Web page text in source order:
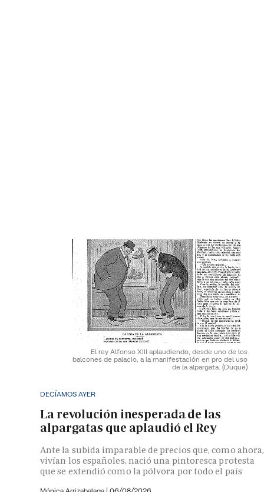
El rey Alfonso XIII aplaudiendo, desde uno de los
balcones de palacio, a la manifestación en pro del uso
de la alpargata. (Duque)
DECÍAMOS AYER
La revolución inesperada de las
alpargatas que aplaudió el Rey
Ante la subida imparable de precios que, como ahora,
vivían los españoles, nació una pintoresca protesta
que se extendió como la pólvora por todo el país